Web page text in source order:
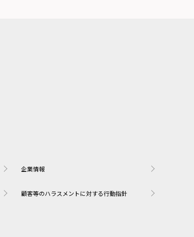
企業情報
顧客等のハラスメントに対する行動指針